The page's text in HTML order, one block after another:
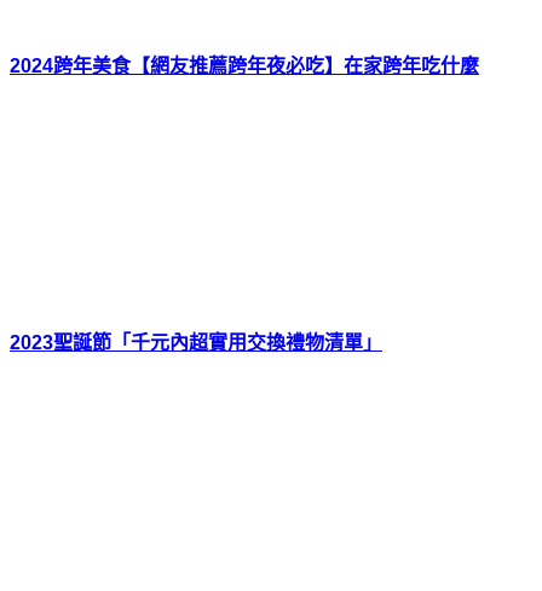
2024跨年美食【網友推薦跨年夜必吃】在家跨年吃什麼
2023聖誕節「千元內超實用交換禮物清單」